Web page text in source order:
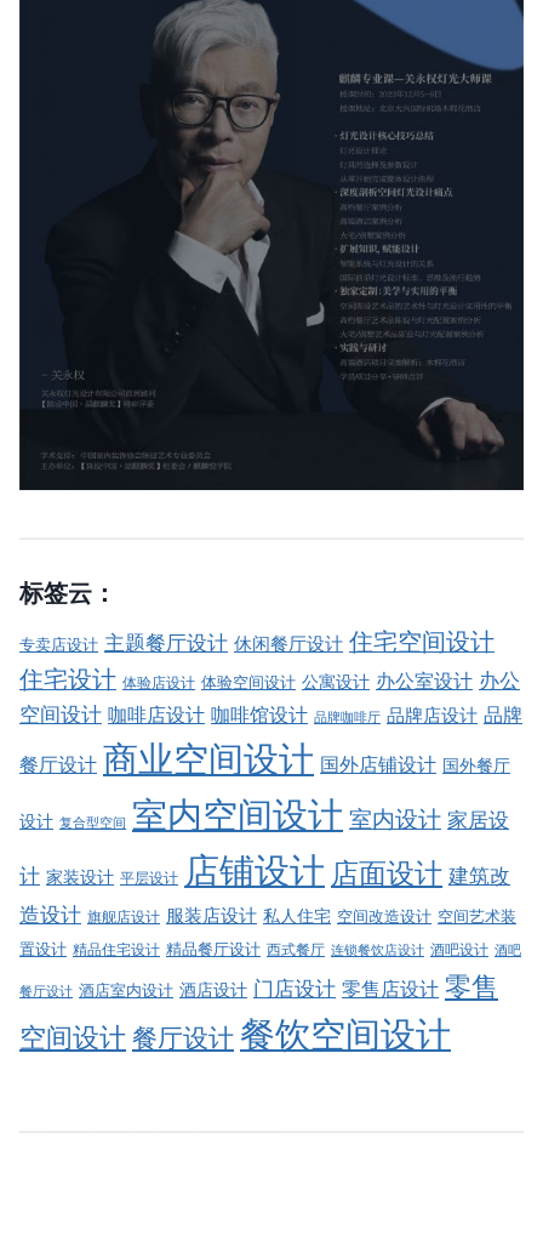
标签云：
专卖店设计 主题餐厅设计 休闲餐厅设计 住宅空间设计
住宅设计 体验店设计 体验空间设计 公寓设计 办公室设计 办公
空间设计 咖啡店设计 咖啡馆设计 品牌咖啡厅 品牌店设计 品牌
餐厅设计 商业空间设计 国外店铺设计 国外餐厅
设计 复合型空间 室内空间设计 室内设计 家居设
计 家装设计 平层设计 店铺设计 店面设计 建筑改
造设计 旗舰店设计 服装店设计 私人住宅 空间改造设计 空间艺术装
置设计 精品住宅设计 精品餐厅设计 西式餐厅 连锁餐饮店设计 酒吧设计 酒吧
餐厅设计 酒店室内设计 酒店设计 门店设计 零售店设计 零售
空间设计餐厅设计 餐饮空间设计